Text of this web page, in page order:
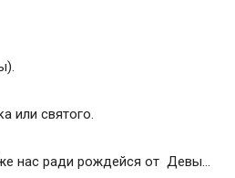
или святого.
нас ради рождейся от Девы…